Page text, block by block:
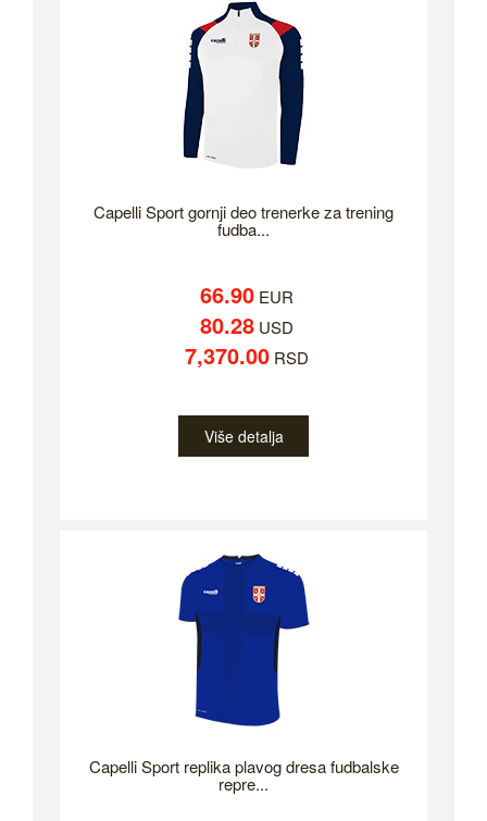
Capelli Sport gornji deo trenerke za trening
fudba...
66.90EUR
80.28USD
7,370.00RSD
Više detalja
Capelli Sport replika plavog dresa fudbalske
repre...